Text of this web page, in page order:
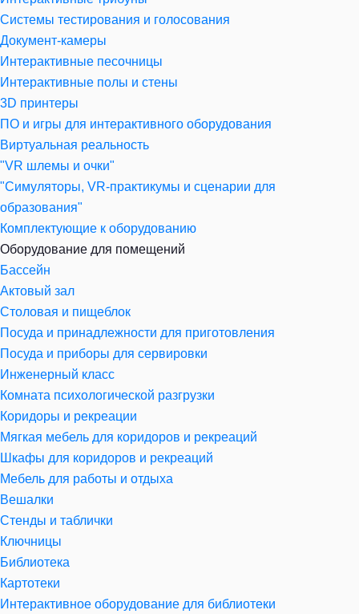
Системы тестирования и голосования
Документ-камеры
Интерактивные песочницы
Интерактивные полы и стены
3D принтеры
ПО и игры для интерактивного оборудования
Виртуальная реальность
"VR шлемы и очки"
"Симуляторы, VR-практикумы и сценарии для
образования"
Комплектующие к оборудованию
Оборудование для помещений
Бассейн
Актовый зал
Столовая и пищеблок
Посуда и принадлежности для приготовления
Посуда и приборы для сервировки
Инженерный класс
Комната психологической разгрузки
Коридоры и рекреации
Мягкая мебель для коридоров и рекреаций
Шкафы для коридоров и рекреаций
Мебель для работы и отдыха
Вешалки
Стенды и таблички
Ключницы
Библиотека
Картотеки
Интерактивное оборудование для библиотеки